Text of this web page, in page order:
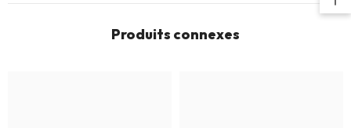
Produits connexes